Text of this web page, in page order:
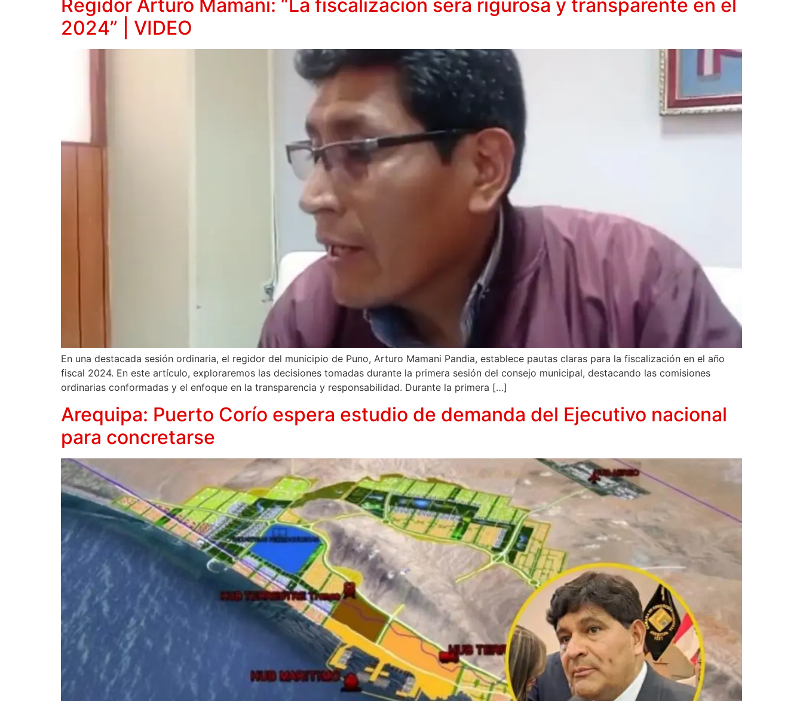
Regidor Arturo Mamani: “La fiscalización será rigurosa y transparente en el
2024” | VIDEO
En una destacada sesión ordinaria, el regidor del municipio de Puno, Arturo Mamani Pandia, establece pautas claras para la fiscalización en el año
fiscal 2024. En este artículo, exploraremos las decisiones tomadas durante la primera sesión del consejo municipal, destacando las comisiones
ordinarias conformadas y el enfoque en la transparencia y responsabilidad. Durante la primera […]
Arequipa: Puerto Corío espera estudio de demanda del Ejecutivo nacional
para concretarse